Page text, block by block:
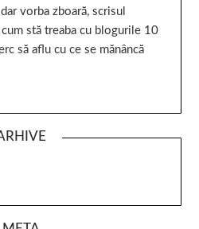
vorba zboară, scrisul
cum stă treaba cu blogurile 10
să aflu cu ce se mănâncă